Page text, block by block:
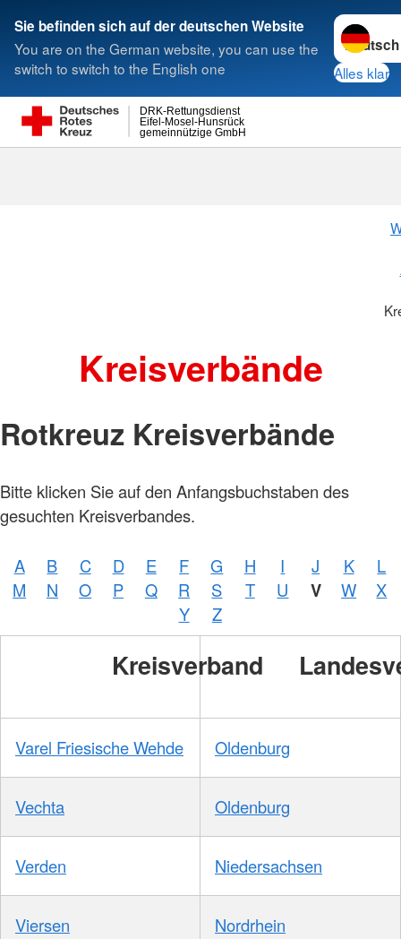
Sie befinden sich auf der deutschen Website
You are on the German website, you can use the
switch to switch to the English one
Sprache
Alles klar
gemeinnützige GmbH
Eifel-Mosel-Hunsrück
DRK-Rettungsdienst
Suche
Kreisverbände
Rotkreuz Kreisverbände
Bitte klicken Sie auf den Anfangsbuchstaben des
gesuchten Kreisverbandes.
A B C D E F G H I J K
L
M
N O P Q R S T U V W
X
Y
Z
Kreisverband
Varel Friesische Wehde Oldenburg
Vechta Oldenburg
Verden Niedersachsen
Viersen Nordrhein